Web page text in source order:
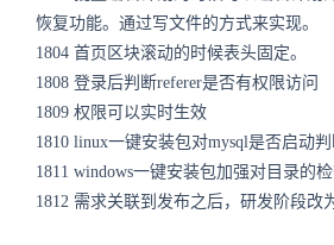
恢复功能。通过写文件的方式来实现。
1804 首页区块滚动的时候表头固定。
1808 登录后判断referer是否有权限访问
1809 权限可以实时生效
1810 linux一键安装包对mysql是否启动判
1811 windows一键安装包加强对目录的检
1812 需求关联到发布之后，研发阶段改